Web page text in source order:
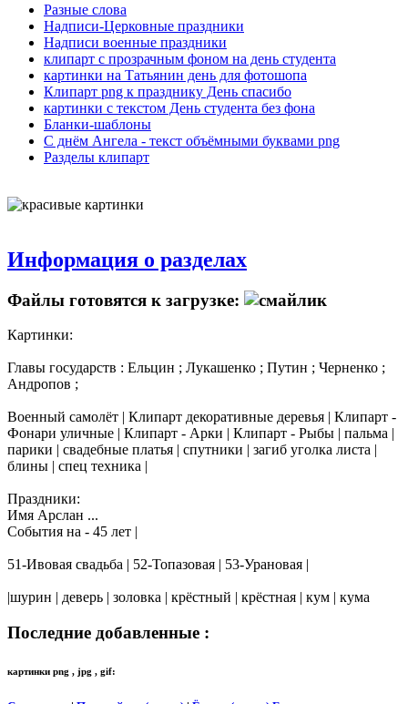
Разные слова
Надписи-Церковные праздники
Надписи военные праздники
клипарт с прозрачным фоном на день студента
картинки на Татьянин день для фотошопа
Клипарт png к празднику День спасибо
картинки с текстом День студента без фона
Бланки-шаблоны
С днём Ангела - текст объёмными буквами png
Разделы клипарт
Информация о разделах
Файлы готовятся к загрузке:
Картинки:
Главы государств : Ельцин ; Лукашенко ; Путин ; Черненко ;
Андропов ;
Военный самолёт | Клипарт декоративные деревья | Клипарт -
Фонари уличные | Клипарт - Арки | Клипарт - Рыбы | пальма |
парики | свадебные платья | спутники | загиб уголка листа |
блины | спец техника |
Праздники:
Имя Арслан ...
События на - 45 лет |
51-Ивовая свадьба | 52-Топазовая | 53-Урановая |
|шурин | деверь | золовка | крёстный | крёстная | кум | кума
Последние добавленные :
картинки png , jpg , gif: